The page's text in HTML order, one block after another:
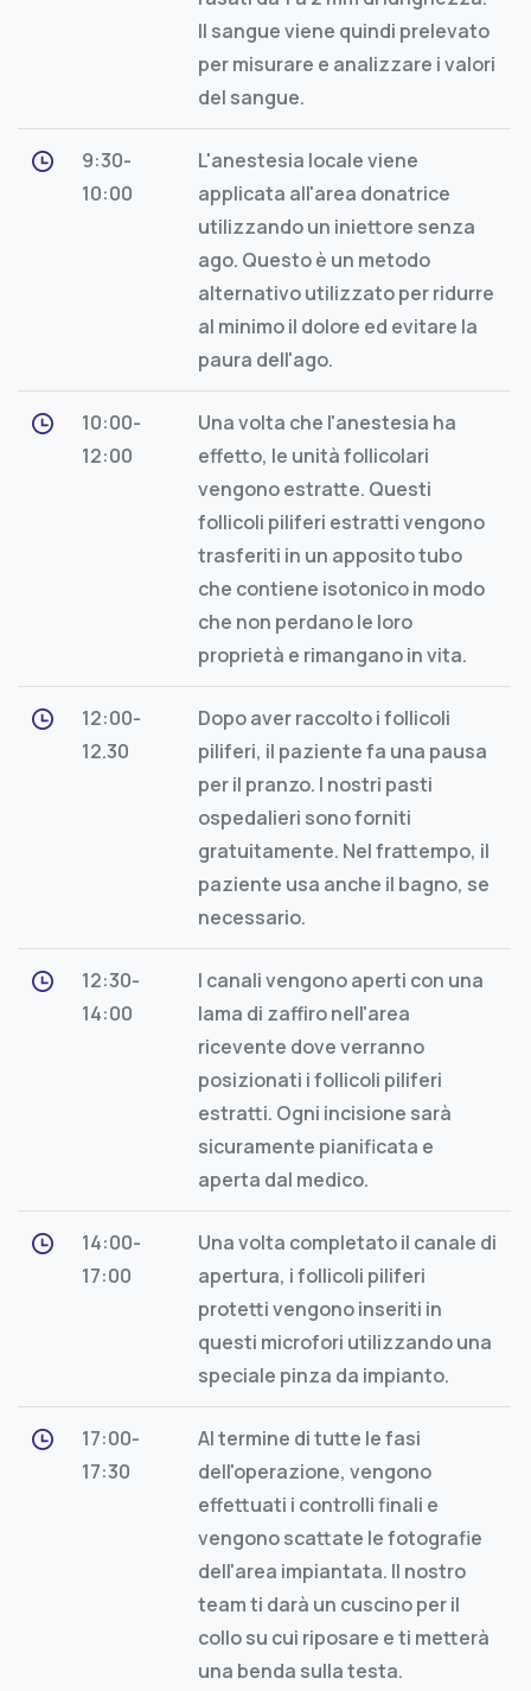
Il sangue viene quindi prelevato
per misurare e analizzare i valori
del sangue.
9:30-
10:00
L'anestesia locale viene
applicata all'area donatrice
utilizzando un iniettore senza
ago. Questo è un metodo
alternativo utilizzato per ridurre
al minimo il dolore ed evitare la
paura dell'ago.
10:00-
12:00
Una volta che l'anestesia ha
effetto, le unità follicolari
vengono estratte. Questi
follicoli piliferi estratti vengono
trasferiti in un apposito tubo
che contiene isotonico in modo
che non perdano le loro
proprietà e rimangano in vita.
12:00-
12.30
Dopo aver raccolto i follicoli
piliferi, il paziente fa una pausa
per il pranzo. I nostri pasti
ospedalieri sono forniti
gratuitamente. Nel frattempo, il
paziente usa anche il bagno, se
necessario.
12:30-
14:00
I canali vengono aperti con una
lama di zaffiro nell'area
ricevente dove verranno
posizionati i follicoli piliferi
estratti. Ogni incisione sarà
sicuramente pianificata e
aperta dal medico.
14:00-
17:00
Una volta completato il canale di
apertura, i follicoli piliferi
protetti vengono inseriti in
questi microfori utilizzando una
speciale pinza da impianto.
17:00-
17:30
Al termine di tutte le fasi
dell'operazione, vengono
effettuati i controlli finali e
vengono scattate le fotografie
dell'area impiantata. Il nostro
team ti darà un cuscino per il
collo su cui riposare e ti metterà
una benda sulla testa.